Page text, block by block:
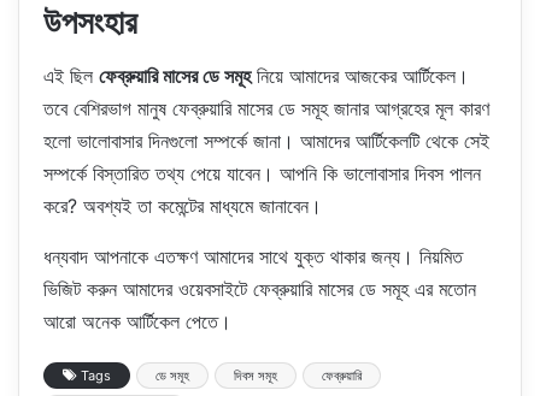
উপসংহার
এই ছিল ফেব্রুয়ারি মাসের ডে সমূহনিয়ে আমাদের আজকের আর্টিকেল।
তবে বেশিরভাগ মানুষ ফেব্রুয়ারি মাসের ডে সমূহ জানার আগ্রহের মূল কারণ
হলো ভালোবাসার দিনগুলো সম্পর্কে জানা। আমাদের আর্টিকেলটি থেকে সেই
সম্পর্কে বিস্তারিত তথ্য পেয়ে যাবেন। আপনি কি ভালোবাসার দিবস পালন
করে? অবশ্যই তা কমেন্টের মাধ্যমে জানাবেন।
ধন্যবাদ আপনাকে এতক্ষণ আমাদের সাথে যুক্ত থাকার জন্য। নিয়মিত
ভিজিট করুন আমাদের ওয়েবসাইটে ফেব্রুয়ারি মাসের ডে সমূহ এর মতোন
আরো অনেক আর্টিকেল পেতে।
Tags ডে সমূহ দিবস সমূহ
ফেব্রুয়ারি